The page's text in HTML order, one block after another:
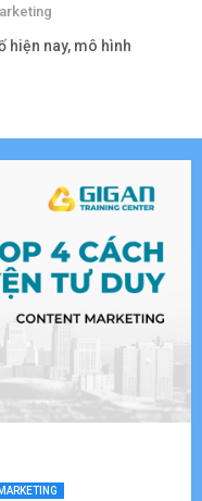
hiện nay, mô hình